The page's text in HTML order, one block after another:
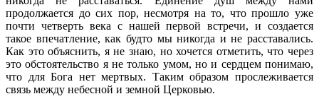
продолжается до сих пор, несмотря на то, что прошло уже
почти четверть века с нашей первой встречи, и создается
такое впечатление, как будто мы никогда и не расставались.
Как это объяснить, я не знаю, но хочется отметить, что через
это обстоятельство я не только умом, но и сердцем понимаю,
что для Бога нет мертвых. Таким образом прослеживается
связь между небесной и земной Церковью.